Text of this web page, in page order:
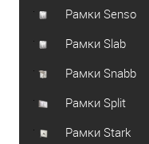
Рамки Senso
Рамки Slab
Рамки Snabb
Рамки Split
Рамки Stark